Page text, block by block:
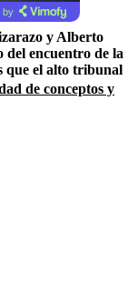
by
y Alberto
del encuentro de la
que el alto tribunal
de conceptos y